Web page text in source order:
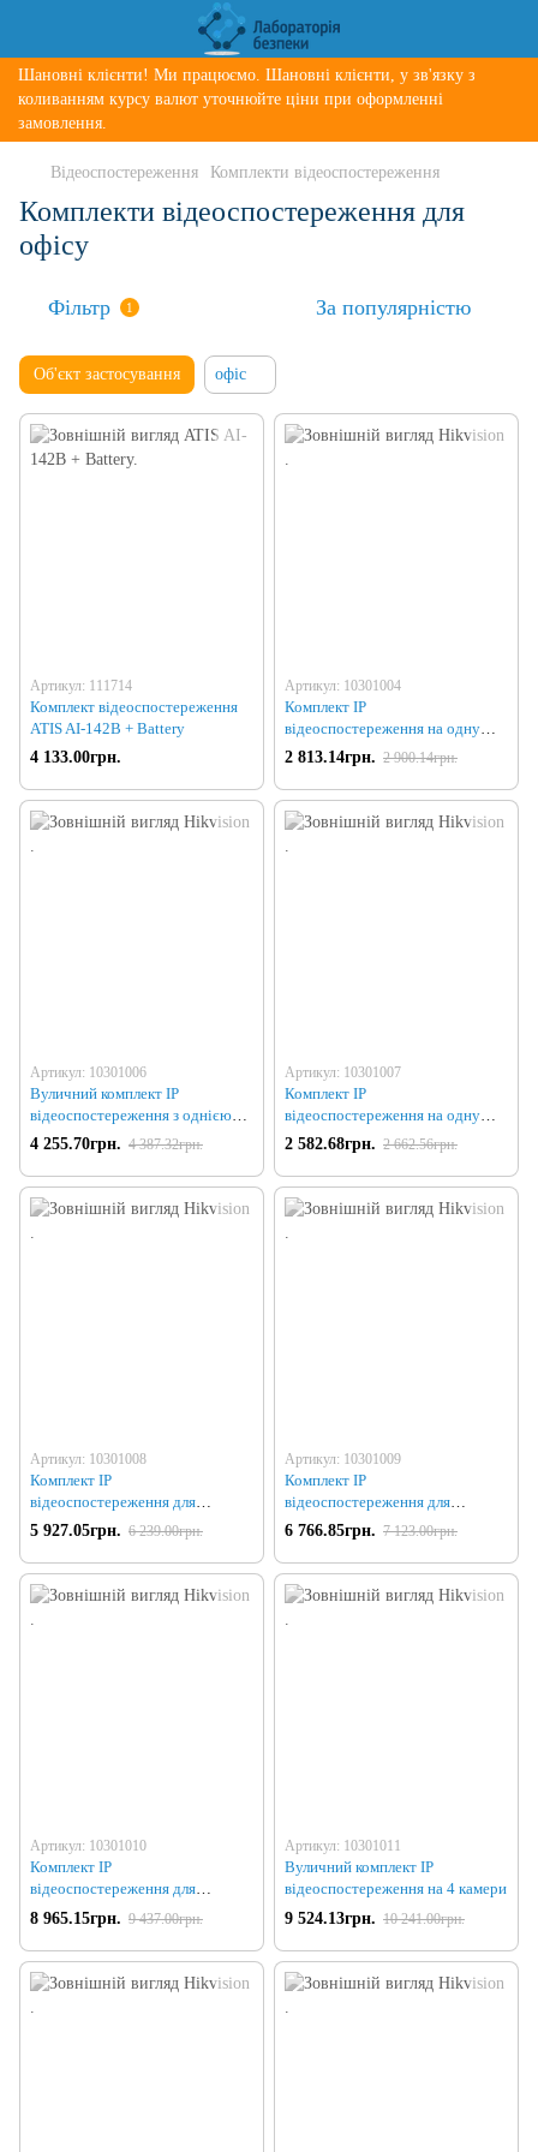
Шановні клієнти! Ми працюємо. Шановні клієнти, у зв'язку з
коливанням курсу валют уточнюйте ціни при оформленні
замовлення.
Відеоспостереження Комплекти відеоспостереження
Комплекти відеоспостереження для
офісу
Фільтр 1 За популярністю
Об'єкт застосування офіс
Артикул: 111714
Комплект відеоспостереження
ATIS AI-142B + Battery
4 133.00грн.
Артикул: 10301004
Комплект IP
відеоспостереження на одну
роботизовану wifi камеру
2 813.14грн. 2 900.14грн.
Артикул: 10301006
Вуличний комплект IP
відеоспостереження з однією
камерою і реєстратором
4 255.70грн. 4 387.32грн.
Артикул: 10301007
Комплект IP
відеоспостереження на одну
камеру
2 582.68грн. 2 662.56грн.
Артикул: 10301008
Комплект IP
відеоспостереження для
приміщення на дві камери
5 927.05грн. 6 239.00грн.
Артикул: 10301009
Комплект IP
відеоспостереження для
приміщення на дві камери зі
6 766.85грн. 7 123.00грн.
Артикул: 10301010
Комплект IP
відеоспостереження для
приміщення на 4 камери
8 965.15грн. 9 437.00грн.
Артикул: 10301011
Вуличний комплект IP
відеоспостереження на 4 камери
9 524.13грн. 10 241.00грн.